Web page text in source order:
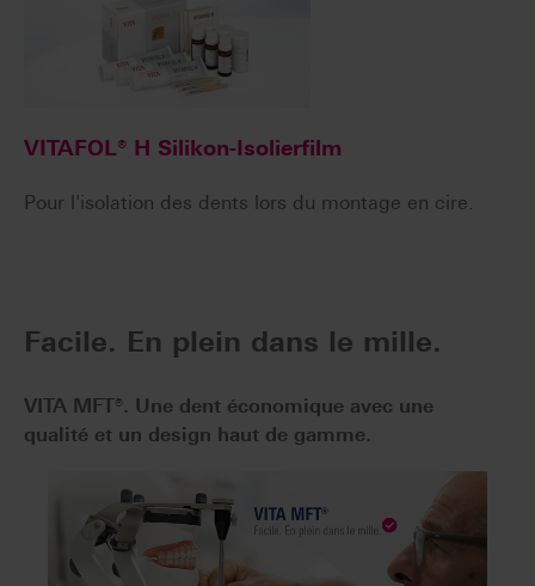
VITAFOL® H Silikon-Isolierfilm
Pour l'isolation des dents lors du montage en cire.
Facile. En plein dans le mille.
VITA MFT®. Une dent économique avec une
qualité et un design haut de gamme.